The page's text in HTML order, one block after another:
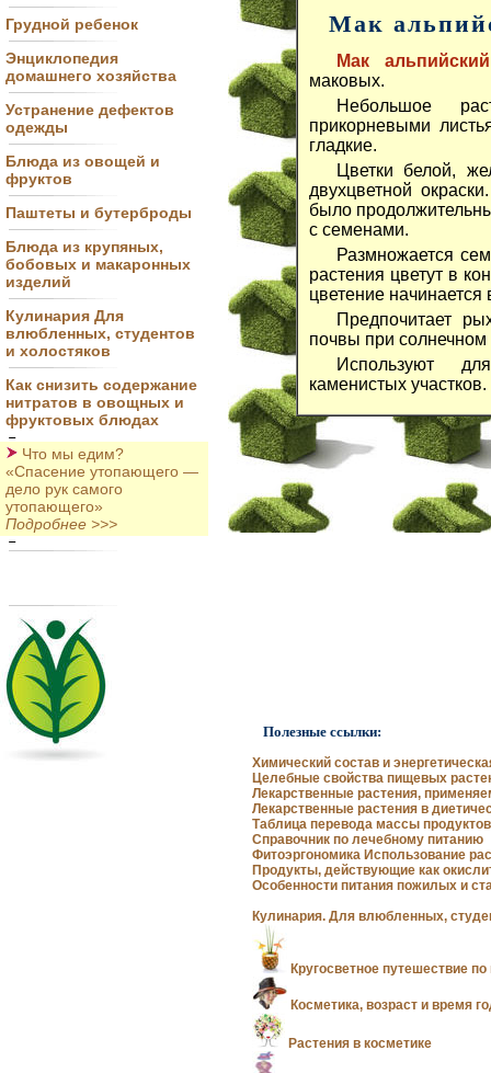
Грудной ребенок
Энциклопедия
домашнего хозяйства
Устранение дефектов
одежды
Блюда из овощей и
фруктов
Паштеты и бутерброды
Блюда из крупяных,
бобовых и макаронных
изделий
Кулинария Для
влюбленных, студентов
и холостяков
Как снизить содержание
нитратов в овощных и
фруктовых блюдах
Что мы едим?
«Спасение утопающего —
дело рук самого
утопающего»
Подробнее >>>
Мак
Мак
маковых.
Небольшое
прикорневыми
гладкие.
Цветки белой,
двухцветной
было
с семенами.
Размножается
растения цветут в
цветение
Предпочитает
почвы при
Используют
каменистых участков.
Полезные ссылки:
Химический состав и
Целебные свойства пищевых
Лекарственные растения,
Лекарственные растения в
Таблица перевода массы
Справочник по лечебному питанию
Фитоэргономика Использование
Продукты, действующие как
Особенности питания пожилых и
Кулинария. Для влюбленных,
Кругосветное путешествие
Косметика, возраст и время
Растения в косметике